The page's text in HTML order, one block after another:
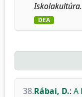
Iskolakultúra.
DEA
38.Rábai, D.: A